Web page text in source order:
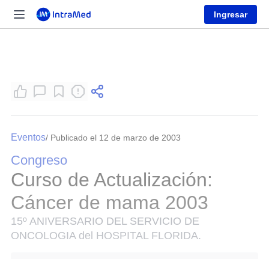
Ingresar
Eventos/ Publicado el 12 de marzo de 2003
Congreso
Curso de Actualización:
Cáncer de mama 2003
15º ANIVERSARIO DEL SERVICIO DE
ONCOLOGIA del HOSPITAL FLORIDA.